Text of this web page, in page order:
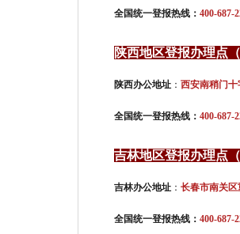
全国统一登报热线： 400-687-
陕西地区登报办理点
陕西办公地址 ： 西安南稍门
全国统一登报热线： 400-687-
吉林地区登报办理点
吉林办公地址 ： 长春市南关
全国统一登报热线： 400-687-